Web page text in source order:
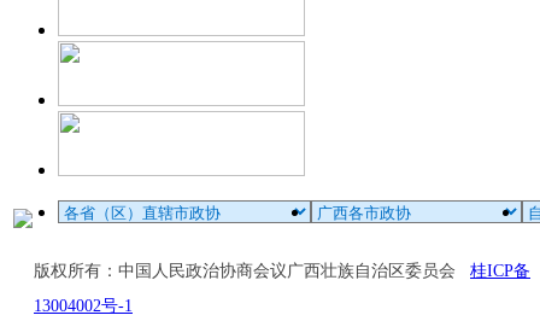
版权所有：中国人民政治协商会议广西壮族自治区委员会 桂ICP备
13004002号-1